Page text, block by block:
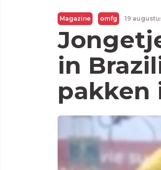
Magazine omfg 19
in
pakken